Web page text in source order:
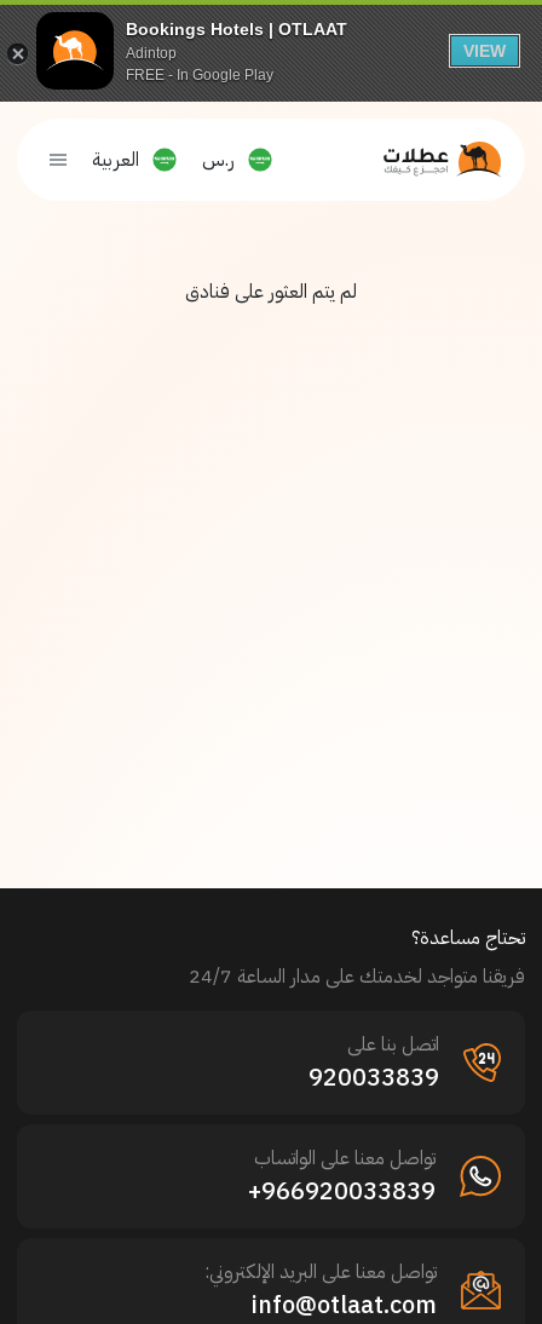
Bookings Hotels | OTLAAT
Adintop
FREE - In Google Play
VIEW
ر.س العربية
لم يتم العثور على فنادق
تحتاج مساعدة؟
فريقنا متواجد لخدمتك على مدار الساعة 24/7
اتصل بنا على
920033839
تواصل معنا على الواتساب
966920033839+
تواصل معنا على البريد الإلكتروني:
info@otlaat.com